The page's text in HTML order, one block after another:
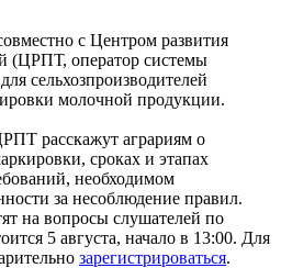
с Центром развития
(ЦРПТ, оператор системы
сельхозпроизводителей
молочной продукции.
расскажут аграриям о
сроках и этапах
необходимом
за несоблюдение правил.
на вопросы слушателей по
5 августа, начало в 13:00. Для
зарегистрироваться.